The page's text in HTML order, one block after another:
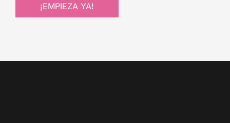
¡EMPIEZA YA!